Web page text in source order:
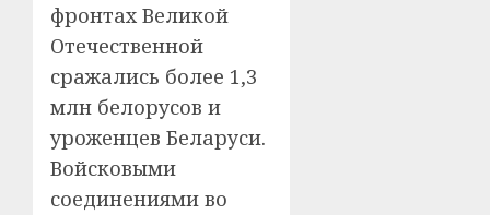
фронтах Великой
Отечественной
сражались более 1,3
млн белорусов и
уроженцев Беларуси.
Войсковыми
соединениями во